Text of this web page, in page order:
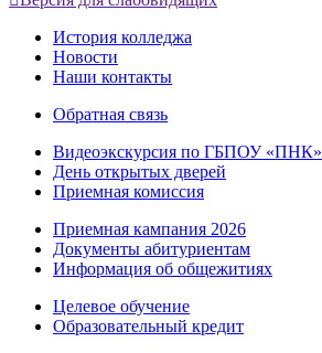
История колледжа
Новости
Наши контакты
Обратная связь
Видеоэкскурсия по ГБПОУ «ПНК»
День открытых дверей
Приемная комиссия
Приемная кампания 2026
Дoкументы абитуриентам
Информация об общежитиях
Целевое обучение
Образовательный кредит